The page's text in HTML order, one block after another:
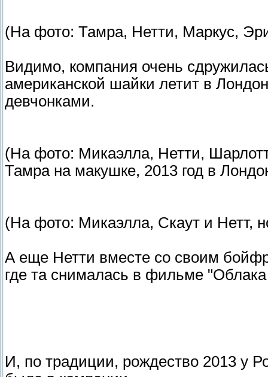
(На фото: Тамра, Нетти, Маркус,
Видимо, компания очень
американской шайки летит в
девчонками.
(На фото: Микаэлла, Нетти,
Тамра на макушке, 2013 год в
(На фото: Микаэлла, Скаут и Нетт,
А еще Нетти вместе со своим
где та снималась в фильме
И, по традиции, рождество 2013 у